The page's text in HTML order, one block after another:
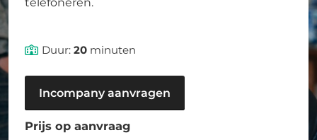
Duur: 20minuten
Incompany aanvragen
Prijs op aanvraag